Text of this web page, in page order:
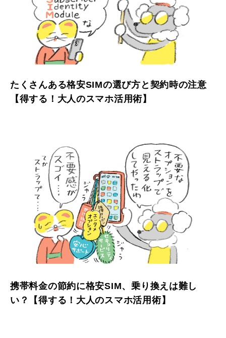
たくさんある格安SIMの選び方と契約時の注意
【得する！大人のスマホ活用術】
携帯料金の節約に格安SIM、乗り換えは難し
い？【得する！大人のスマホ活用術】